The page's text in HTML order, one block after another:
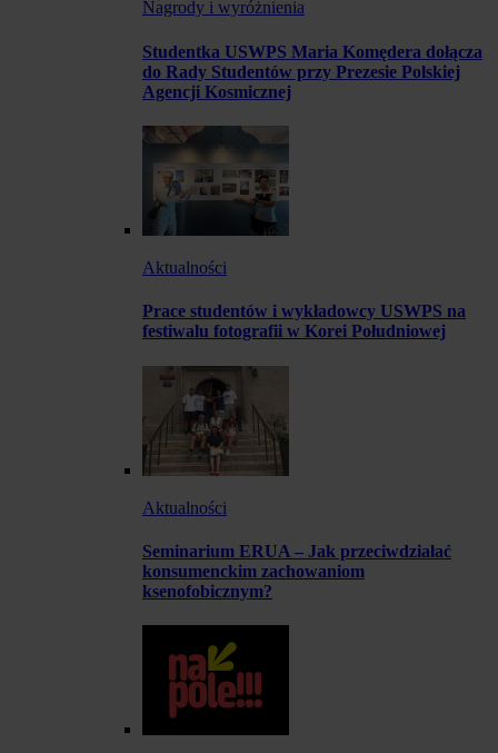
Nagrody i wyróżnienia
Studentka USWPS Maria Komędera dołącza
do Rady Studentów przy Prezesie Polskiej
Agencji Kosmicznej
Aktualności
Prace studentów i wykładowcy USWPS na
festiwalu fotografii w Korei Południowej
Aktualności
Seminarium ERUA – Jak przeciwdziałać
konsumenckim zachowaniom
ksenofobicznym?